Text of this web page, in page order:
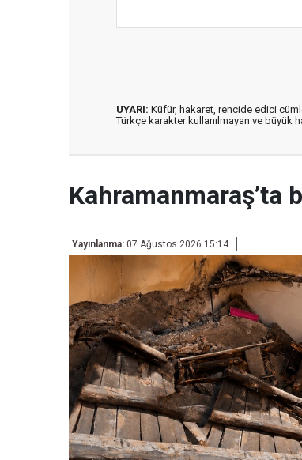
UYARI: Küfür, hakaret, rencide edici
Türkçe karakter kullanılmayan ve büyük
Kahramanmaraş’ta
Yayınlanma: 07 Ağustos 2026 15:14